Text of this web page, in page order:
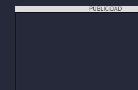
PUBLICIDAD